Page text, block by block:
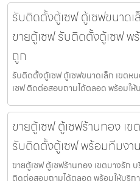
รับติดตั้งตู้เซฟ ตู้เซฟขนาด
ขายตู้เซฟ รับติดตั้งตู้เซฟ
ถูก
รับติดตั้งตู้เซฟ ตู้เซฟขนาดเล็ก เขต
เซฟ ติดต่อสอบถามได้ตลอด พร้อมให้
ขายตู้เซฟ ตู้เซฟร้านทอง เ
รับติดตั้งตู้เซฟ พร้อมทีมงา
ขายตู้เซฟ ตู้เซฟร้านทอง เขตบางรัก
ติดต่อสอบถามได้ตลอด พร้อมให้บริก